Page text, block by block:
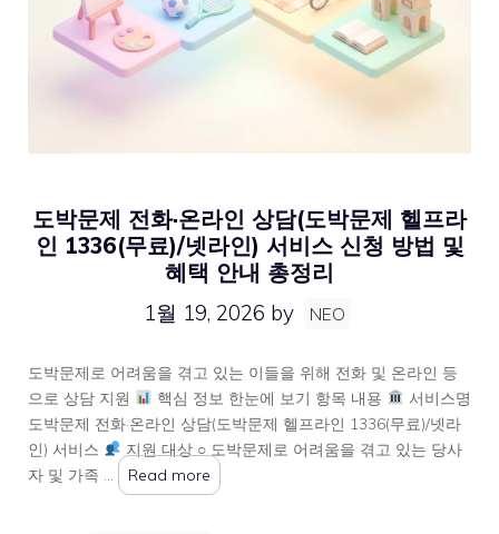
도박문제 전화·온라인 상담(도박문제 헬프라
인 1336(무료)/넷라인) 서비스 신청 방법 및
혜택 안내 총정리
1월 19, 2026 by NEO
도박문제로 어려움을 겪고 있는 이들을 위해 전화 및 온라인 등
으로 상담 지원
핵심 정보 한눈에 보기 항목 내용
서비스명
도박문제 전화·온라인 상담(도박문제 헬프라인 1336(무료)/넷라
인) 서비스
지원 대상 ○ 도박문제로 어려움을 겪고 있는 당사
자 및 가족 …
Read more